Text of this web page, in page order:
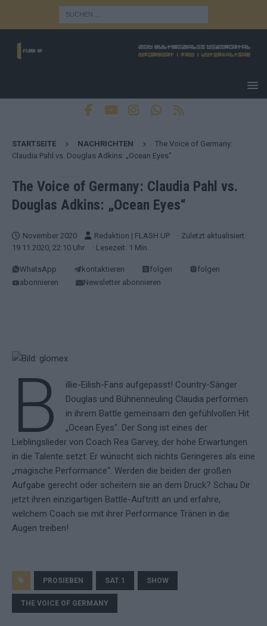
STARTSEITE NACHRICHTEN
The Voice of Germany:
Claudia Pahl vs. Douglas Adkins: „Ocean Eyes“
The Voice of Germany: Claudia Pahl vs.
Douglas Adkins: „Ocean Eyes“
November 2020 Redaktion | FLASH UP
· Zuletzt aktualisiert:
19.11.2020, 22:10 Uhr
· Lesezeit: 1 Min.
WhatsApp kontaktieren folgen
folgen
abonnieren
Newsletter abonnieren
B
illie-Eilish-Fans aufgepasst! Country-Sänger
Douglas und Bühnenneuling Claudia performen
in ihrem Battle gemeinsam den gefühlvollen Hit
„Ocean Eyes“. Der Song ist eines der
Lieblingslieder von Coach Rea Garvey, der hohe Erwartungen
in die Talente setzt: Er wünscht sich nichts Geringeres als eine
„magische Performance“. Werden die beiden der großen
Aufgabe gerecht oder scheitern sie an dem Druck? Schau Dir
jetzt ihren einzigartigen Battle-Auftritt an und erfahre,
welchem Coach sie mit ihrer Performance Tränen in die
Augen treiben!
PROSIEBEN SAT.1 SHOW
THE VOICE OF GERMANY